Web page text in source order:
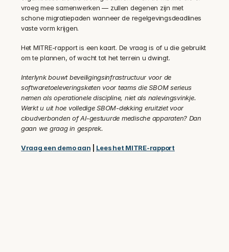
vroeg mee samenwerken — zullen degenen zijn met
schone migratiepaden wanneer de regelgevingsdeadlines
vaste vorm krijgen.
Het MITRE-rapport is een kaart. De vraag is of u die gebruikt
om te plannen, of wacht tot het terrein u dwingt.
Interlynk bouwt beveiligingsinfrastructuur voor de
softwaretoeleveringsketen voor teams die SBOM serieus
nemen als operationele discipline, niet als nalevingsvinkje.
Werkt u uit hoe volledige SBOM-dekking eruitziet voor
cloudverbonden of AI-gestuurde medische apparaten? Dan
gaan we graag in gesprek.
Vraag een demo aan Lees het MITRE-rapport